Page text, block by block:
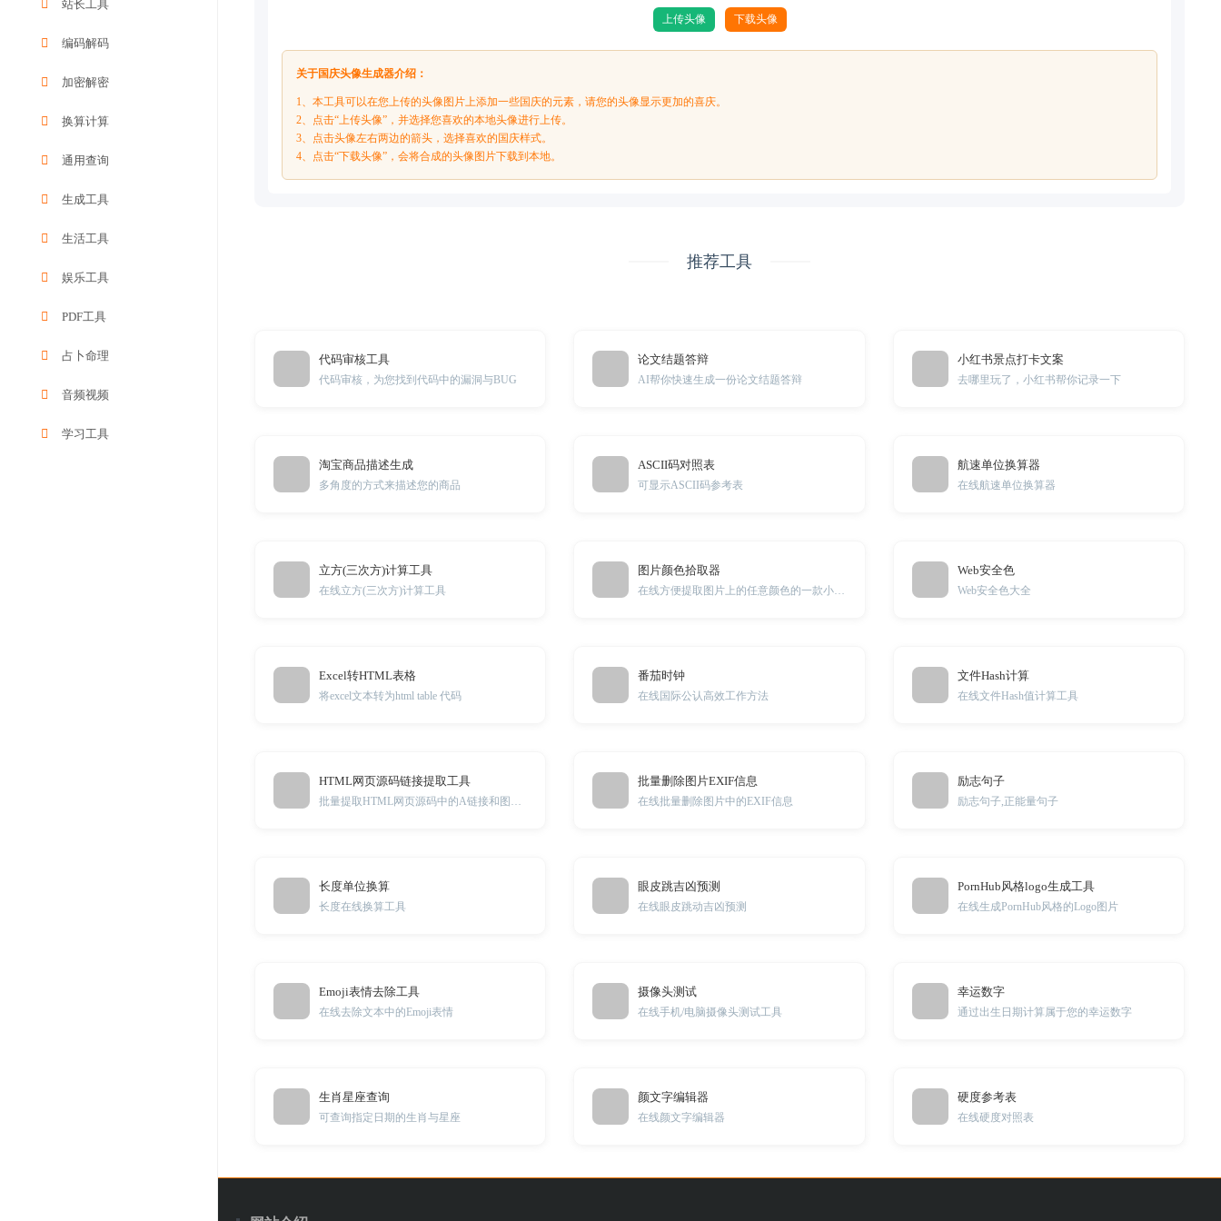
站长工具
编码解码
加密解密
换算计算
通用查询
生成工具
生活工具
娱乐工具
PDF工具
占卜命理
音频视频
学习工具
上传头像 下载头像
关于国庆头像生成器介绍：
1、本工具可以在您上传的头像图片上添加一些国庆的元素，请您的头像显示更加的喜庆。
2、点击“上传头像”，并选择您喜欢的本地头像进行上传。
3、点击头像左右两边的箭头，选择喜欢的国庆样式。
4、点击“下载头像”，会将合成的头像图片下载到本地。
推荐工具
代码审核工具
代码审核，为您找到代码中的漏洞与BUG
论文结题答辩
AI帮你快速生成一份论文结题答辩
小红书景点打卡文案
去哪里玩了，小红书帮你记录一下
淘宝商品描述生成
多角度的方式来描述您的商品
ASCII码对照表
可显示ASCII码参考表
航速单位换算器
在线航速单位换算器
立方(三次方)计算工具
在线立方(三次方)计算工具
图片颜色拾取器 Web安全色
Web安全色大全
Excel转HTML表格
将excel文本转为html table 代码
番茄时钟
在线国际公认高效工作方法
文件Hash计算
在线文件Hash值计算工具
HTML网页源码链接提取工具 批量删除图片EXIF信息
在线批量删除图片中的EXIF信息
励志句子
励志句子,正能量句子
长度单位换算
长度在线换算工具
眼皮跳吉凶预测
在线眼皮跳动吉凶预测
PornHub风格logo生成工具
在线生成PornHub风格的Logo图片
Emoji表情去除工具
在线去除文本中的Emoji表情
摄像头测试
在线手机/电脑摄像头测试工具
幸运数字
通过出生日期计算属于您的幸运数字
生肖星座查询
可查询指定日期的生肖与星座
颜文字编辑器
在线颜文字编辑器
硬度参考表
在线硬度对照表